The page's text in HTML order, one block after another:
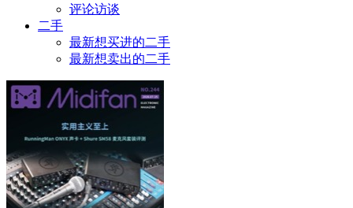
评论访谈
二手
最新想买进的二手
最新想卖出的二手